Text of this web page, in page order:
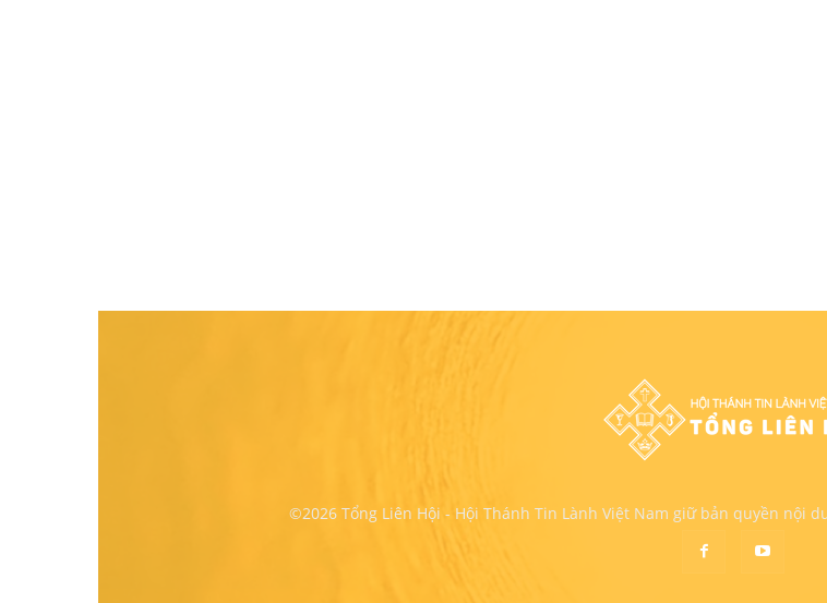
©2026 Tổng Liên Hội - Hội Thánh Tin Lành Việt Nam giữ bản quyền nội